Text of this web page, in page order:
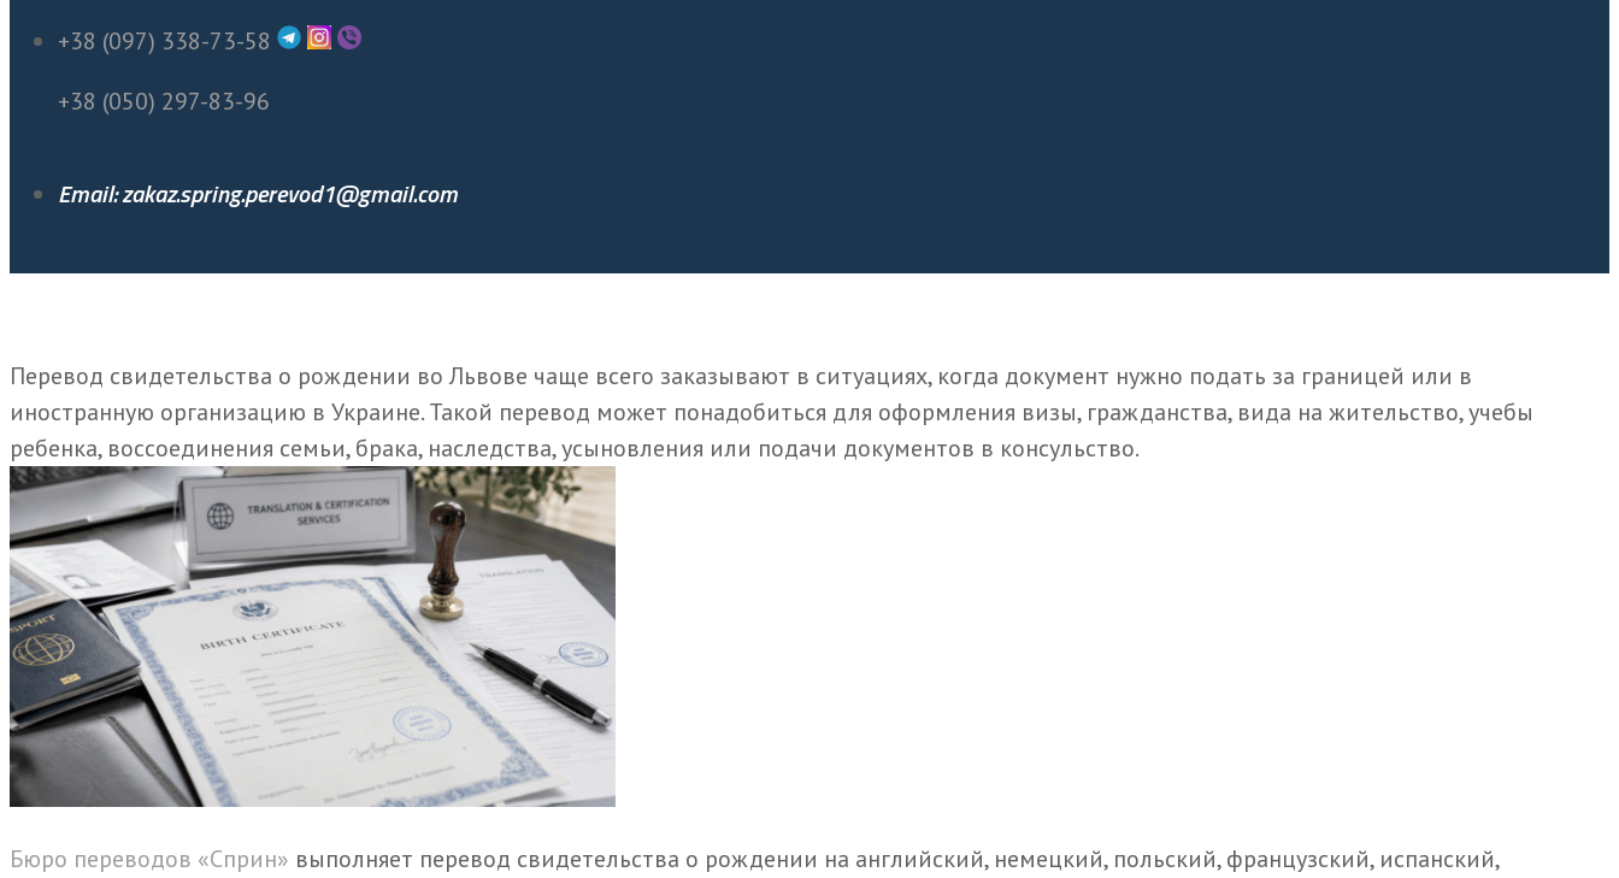
+38 (097) 338-73-58
+38 (050) 297-83-96
Email: zakaz.spring.perevod1@gmail.com
Перевод свидетельства о рождении во Львове чаще всего заказывают в ситуациях, когда документ нужно подать за границей или в
иностранную организацию в Украине. Такой перевод может понадобиться для оформления визы, гражданства, вида на жительство, учебы
ребенка, воссоединения семьи, брака, наследства, усыновления или подачи документов в консульство.
Бюро переводов «Сприн» выполняет перевод свидетельства о рождении на английский, немецкий, польский, французский, испанский,